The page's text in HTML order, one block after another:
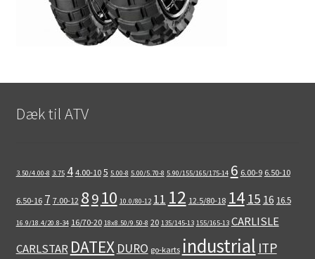
Dæk til ATV
3.50/4.00-8 3.75 4 4.00-10 5 5.00-8 5.00/5.70-8 5.90/155/165/175-14 6 6.00-9 6.50-10
6.50-16 7 7.00-12 89 10 10.0/80-12 11 12 12.5/80-18 14 15 16 16.5
16.9/18.4/20.8-34 16/70-20 18x8.50/9.50-8 20 135/145-13 155/165-13 CARLISLE
CARLSTAR DATEX DURO go-karts industrial ITP